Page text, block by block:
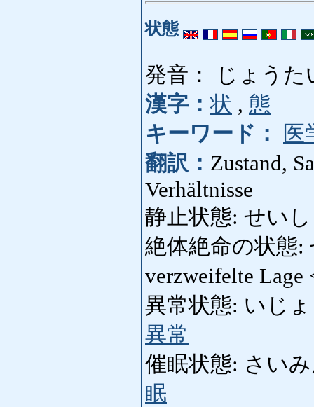
状態
発音： じょうた
漢字：状 , 態
キーワード：
医
翻訳： Zustand,
Verhältnisse
静止状態: せい
絶体絶命の状態
verzweifelte Lage
異常状態: いじょ
異常
催眠状態: さい
眠